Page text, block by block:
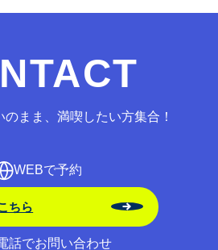
まま、満喫したい方集合！
WEBで予約
ちら
話でお問い合わせ